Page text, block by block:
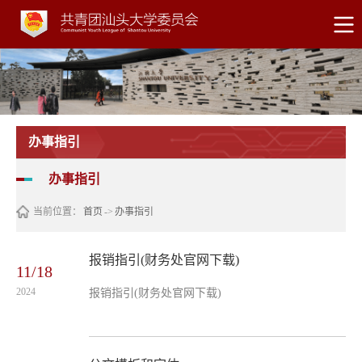
办事指引
办事指引
当前位置： 首页-> 办事指引
11/18
2024
报销指引(财务处官网下载)
报销指引(财务处官网下载)